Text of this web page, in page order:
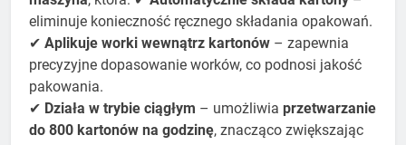
eliminuje konieczność ręcznego składania opakowań.
✔ Aplikuje worki wewnątrz kartonów – zapewnia
precyzyjne dopasowanie worków, co podnosi jakość
pakowania.
✔ Działa w trybie ciągłym – umożliwia przetwarzanie
do 800 kartonów na godzinę, znacząco zwiększając